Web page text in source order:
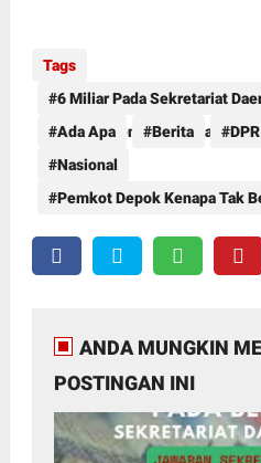
Tags
6 Miliar Pada Sekretariat
Berbeda dengan Temuan BPK
Ada Apa Berita
Nasional
Pemkot Depok Kenapa Tak
ANDA MUNGKIN
POSTINGAN INI